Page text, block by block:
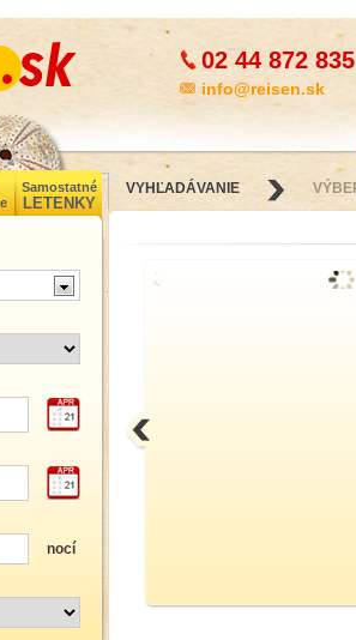
02 44 872 835
info@reisen.sk
Samostatné
LETENKY
nocí
VYHĽADÁVANIE